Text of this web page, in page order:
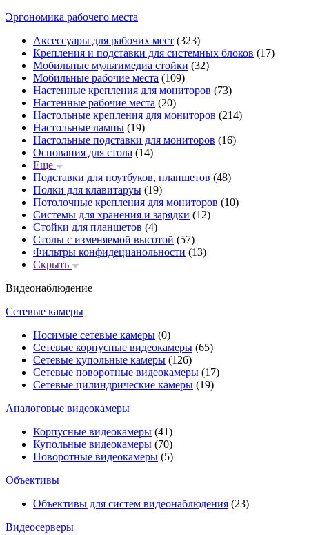
Эргономика рабочего места
Аксессуары для рабочих мест (323)
Крепления и подставки для системных блоков (17)
Мобильные мультимедиа стойки (32)
Мобильные рабочие места (109)
Настенные крепления для мониторов (73)
Настенные рабочие места (20)
Настольные крепления для мониторов (214)
Настольные лампы (19)
Настольные подставки для мониторов (16)
Основания для стола (14)
Еще
Подставки для ноутбуков, планшетов (48)
Полки для клавитаруы (19)
Потолочные крепления для мониторов (10)
Системы для хранения и зарядки (12)
Стойки для планшетов (4)
Столы с изменяемой высотой (57)
Фильтры конфидецианольности (13)
Скрыть
Видеонаблюдение
Сетевые камеры
Носимые сетевые камеры (0)
Сетевые корпусные видеокамеры (65)
Сетевые купольные камеры (126)
Сетевые поворотные видеокамеры (17)
Сетевые цилиндрические камеры (19)
Аналоговые видеокамеры
Корпусные видеокамеры (41)
Купольные видеокамеры (70)
Поворотные видеокамеры (5)
Объективы
Объективы для систем видеонаблюдения (23)
Видеосерверы